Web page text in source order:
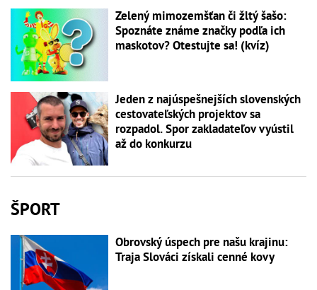
Zelený mimozemšťan či žltý šašo:
Spoznáte známe značky podľa ich
maskotov? Otestujte sa! (kvíz)
Jeden z najúspešnejších slovenských
cestovateľských projektov sa
rozpadol. Spor zakladateľov vyústil
až do konkurzu
ŠPORT
Obrovský úspech pre našu krajinu:
Traja Slováci získali cenné kovy